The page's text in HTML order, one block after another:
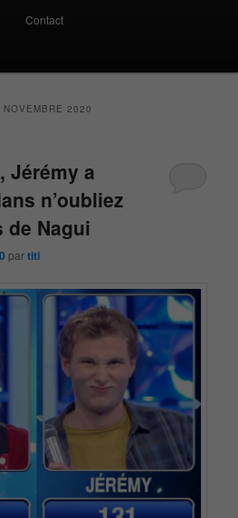
Contact
NOVEMBRE 2020
Jérémy a
n’oubliez
de Nagui
partiti